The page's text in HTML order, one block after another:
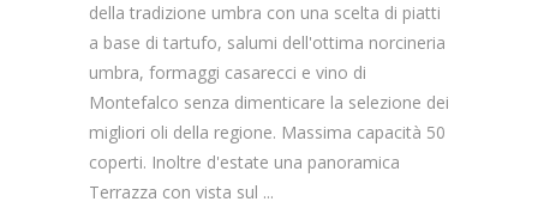
della tradizione umbra con una scelta di piatti
a base di tartufo, salumi dell'ottima norcineria
umbra, formaggi casarecci e vino di
Montefalco senza dimenticare la selezione dei
migliori oli della regione. Massima capacità 50
coperti. Inoltre d'estate una panoramica
Terrazza con vista sul